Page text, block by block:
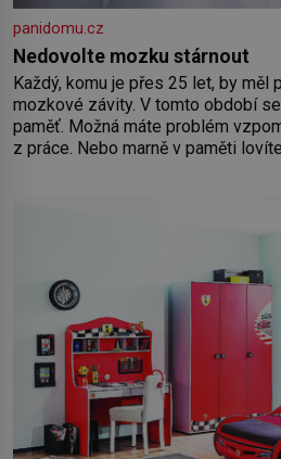
panidomu.cz
Nedovolte mozku stárnout
Každý, komu je přes 25 let, by měl
mozkové závity. V tomto období
paměť. Možná máte problém
z práce. Nebo marně v paměti